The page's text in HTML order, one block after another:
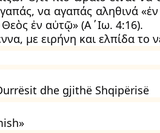
να αγαπάς αληθινά
ἐν αὐτῷ» (Α΄Ιω. 4:16).
με ειρήνη και ελπίδα το
dhe gjithë Shqipërisë